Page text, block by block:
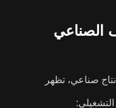
الصناعي
صناعي، تظهر